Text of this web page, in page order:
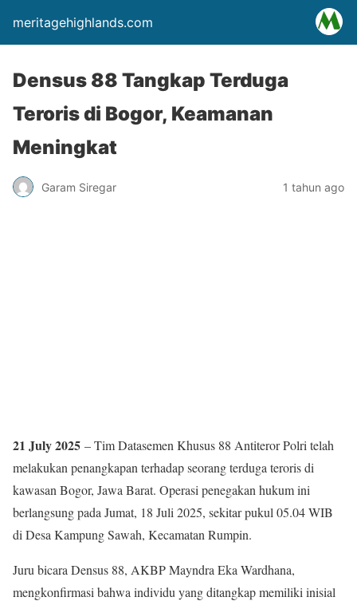
meritagehighlands.com
Densus 88 Tangkap Terduga
Teroris di Bogor, Keamanan
Meningkat
Garam Siregar 1 tahun ago
21 July 2025 – Tim Datasemen Khusus 88 Antiteror Polri telah
melakukan penangkapan terhadap seorang terduga teroris di
kawasan Bogor, Jawa Barat. Operasi penegakan hukum ini
berlangsung pada Jumat, 18 Juli 2025, sekitar pukul 05.04 WIB
di Desa Kampung Sawah, Kecamatan Rumpin.
Juru bicara Densus 88, AKBP Mayndra Eka Wardhana,
mengkonfirmasi bahwa individu yang ditangkap memiliki inisial